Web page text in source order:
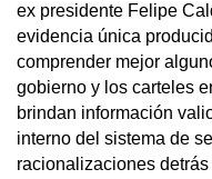
ex presidente Felipe
evidencia única
comprender mejor
gobierno y los carteles
brindan información
interno del sistema de
racionalizaciones